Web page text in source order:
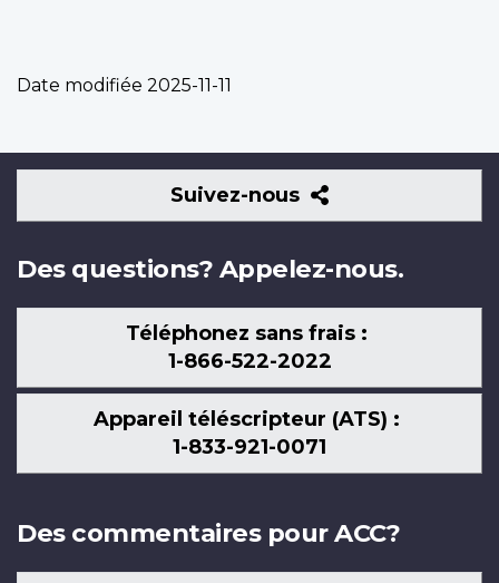
Date modifiée 2025-11-11
Suivez-nous
Suivez-
nous
Des questions? Appelez-nous.
Téléphonez sans frais :
1-866-522-2022
Appareil téléscripteur (ATS) :
1-833-921-0071
Des commentaires pour ACC?